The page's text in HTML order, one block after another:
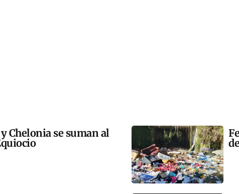
Chelonia se suman al